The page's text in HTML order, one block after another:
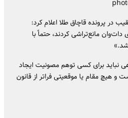
در پرونده قاچاق طلا اعلام کرد:
دات‌وان مانع‌تراشی کردند، حتماً با
شد.»
نباید برای کسی توهم مصونیت ایجاد
و هیچ مقام یا موقعیتی فراتر از قانون